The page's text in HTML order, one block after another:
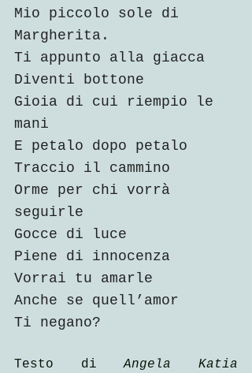
Mio piccolo sole di
Margherita.
Ti appunto alla giacca
Diventi bottone
Gioia di cui riempio le
mani
E petalo dopo petalo
Traccio il cammino
Orme per chi vorrà
seguirle
Gocce di luce
Piene di innocenza
Vorrai tu amarle
Anche se quell’amor
Ti negano?
Testo di Angela Katia